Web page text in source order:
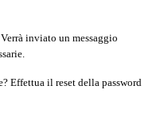
Verrà inviato un messaggio
Effettua il reset della password